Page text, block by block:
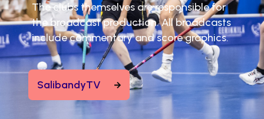
The clubs themselves are responsible for
the broadcast production. All broadcasts
include commentary and score graphics.
SalibandyTV